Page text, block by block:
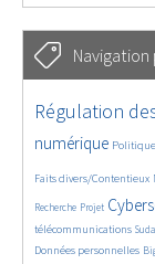
4643/5765
Régulation
402/5765
3692/5765
numérique
1904/5765
5309/5765
699/5765
2381/5765
1555/5765
Faits divers/Contentieux
Recherche
247/5765Projet
3722/5765
2315/5765
1652/5765
télécommunications
297/5765
1045/5765
1536/5765
1222/5765
1726/5765
Données personnelles
148/5765
637/5765
367/5765
657/5765